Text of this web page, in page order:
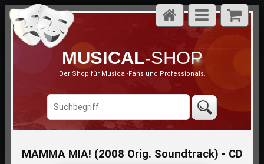
MUSICAL-SHOP
Der Shop für Musical-Fans und Professionals.
MAMMA MIA! (2008 Orig. Soundtrack) - CD